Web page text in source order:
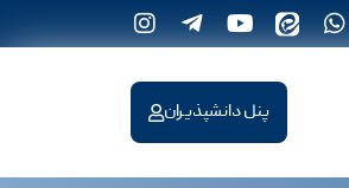
پنل دانشپذیران